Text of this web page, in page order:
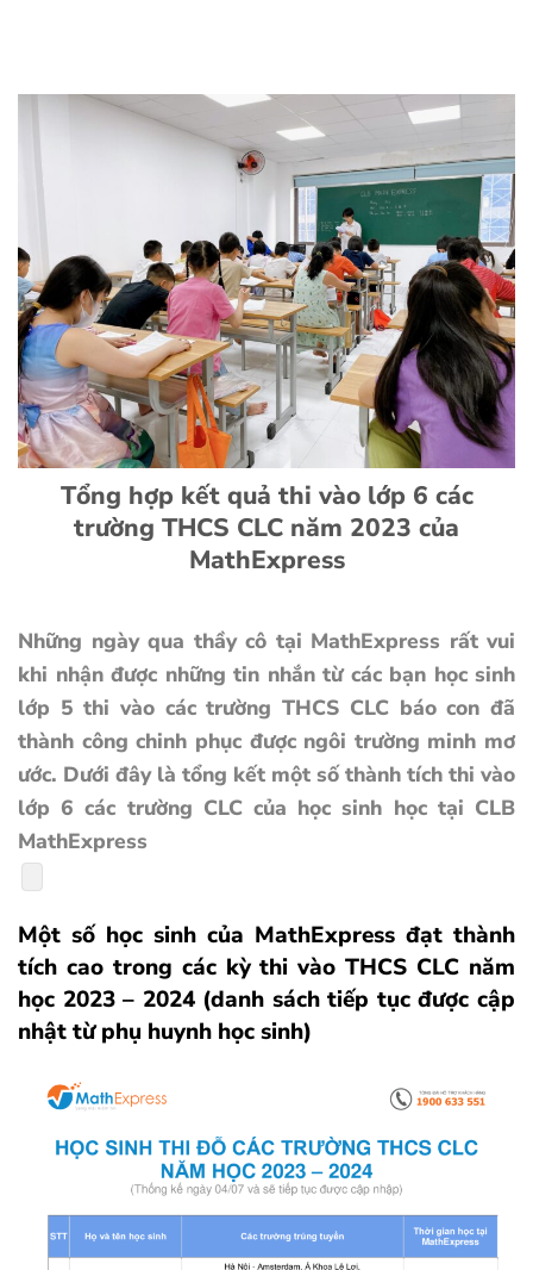
Tổng hợp kết quả thi vào lớp 6 các
trường THCS CLC năm 2023 của
MathExpress
Những ngày qua thầy cô tại MathExpress rất vui
khi nhận được những tin nhắn từ các bạn học sinh
lớp 5 thi vào các trường THCS CLC báo con đã
thành công chinh phục được ngôi trường minh mơ
ước. Dưới đây là tổng kết một số thành tích thi vào
lớp 6 các trường CLC của học sinh học tại CLB
MathExpress
Một số học sinh của MathExpress đạt thành
tích cao trong các kỳ thi vào THCS CLC năm
học 2023 – 2024 (danh sách tiếp tục được cập
nhật từ phụ huynh học sinh)